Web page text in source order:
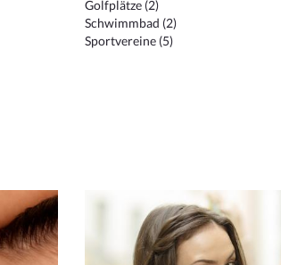
Golfplätze (2)
Schwimmbad (2)
Sportvereine (5)